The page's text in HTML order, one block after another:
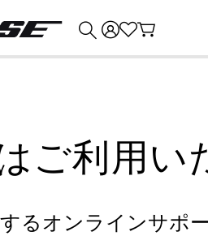
ご利用い
るオンラインサポ